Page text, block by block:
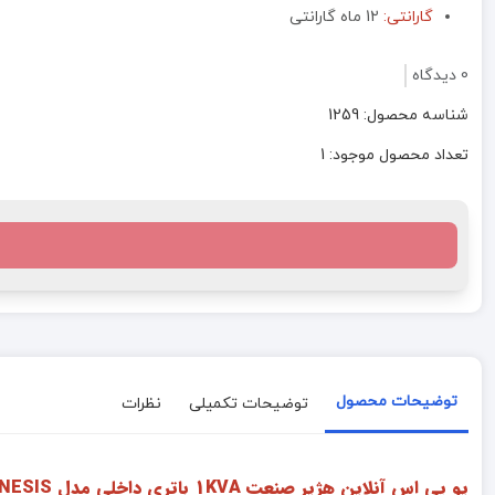
گارانتی: 12 ماه گارانتی
0 دیدگاه
شناسه محصول: 1259
تعداد محصول موجود: 1
توضیحات محصول توضیحات تکمیلی نظرات
یو پی اس آنلاین هژیر صنعت 1KVA باتری داخلی مدل GENESIS :